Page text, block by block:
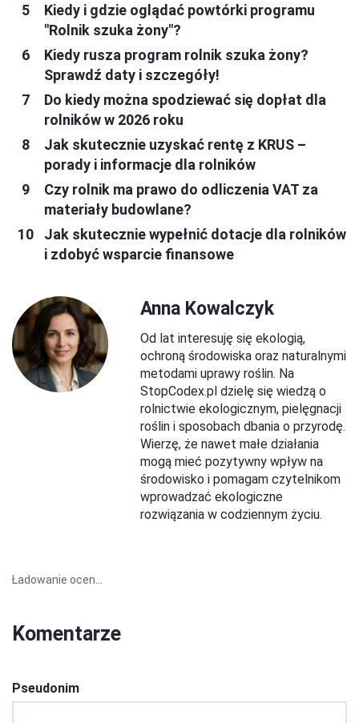
Kiedy i gdzie oglądać powtórki programu
"Rolnik szuka żony"?
Kiedy rusza program rolnik szuka żony?
Sprawdź daty i szczegóły!
Do kiedy można spodziewać się dopłat dla
rolników w 2026 roku
Jak skutecznie uzyskać rentę z KRUS –
porady i informacje dla rolników
Czy rolnik ma prawo do odliczenia VAT za
materiały budowlane?
Jak skutecznie wypełnić dotacje dla rolników
i zdobyć wsparcie finansowe
Anna Kowalczyk
Od lat interesuję się ekologią,
ochroną środowiska oraz naturalnymi
metodami uprawy roślin. Na
StopCodex.pl dzielę się wiedzą o
rolnictwie ekologicznym, pielęgnacji
roślin i sposobach dbania o przyrodę.
Wierzę, że nawet małe działania
mogą mieć pozytywny wpływ na
środowisko i pomagam czytelnikom
wprowadzać ekologiczne
rozwiązania w codziennym życiu.
Ładowanie ocen...
Komentarze
Pseudonim